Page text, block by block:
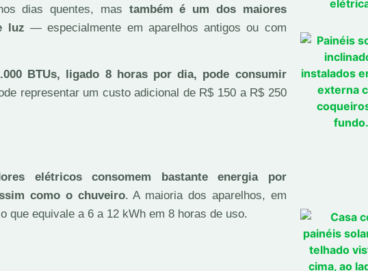
dias quentes, mas também é um dos maiores
luz — especialmente em aparelhos antigos ou com
BTUs, ligado 8 horas por dia, pode consumir
representar um custo adicional de R$ 150 a R$ 250
elétricos consomem bastante energia por
como o chuveiro. A maioria dos aparelhos, em
que equivale a 6 a 12 kWh em 8 horas de uso.